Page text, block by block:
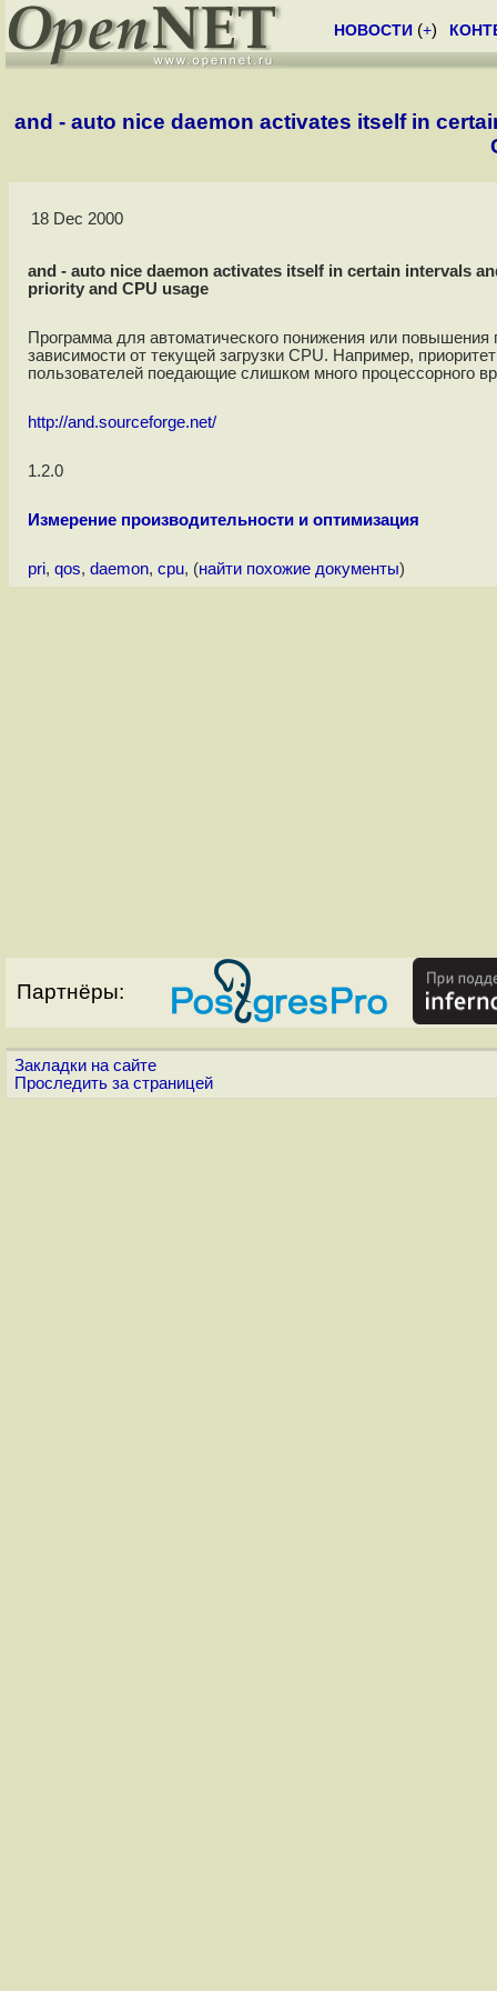
НОВОСТИ (+)
and - auto nice daemon activates itself in
18 Dec 2000
and - auto nice daemon activates itself in certain intervals
priority and CPU usage
Программа для автоматического понижения или повышения
зависимости от текущей загрузки CPU. Например,
пользователей поедающие слишком много процессорного
http://and.sourceforge.net/
1.2.0
Измерение производительности и оптимизация
pri, qos, daemon, cpu, (найти похожие документы)
Партнёры:
Закладки на сайте
Проследить за страницей